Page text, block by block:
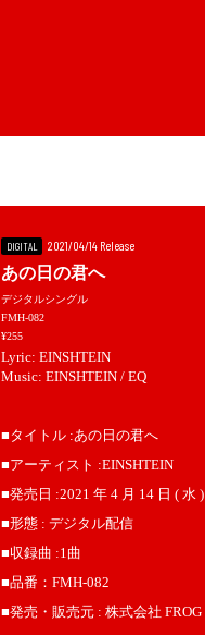
DIGITAL 2021/04/14 Release
あの日の君へ
デジタルシングル
FMH-082
¥255
Lyric: EINSHTEIN
Music: EINSHTEIN / EQ
■タイトル :あの日の君へ
■アーティスト :EINSHTEIN
■発売日 :2021 年 4 月 14 日 ( 水 )
■形態 : デジタル配信
■収録曲 :1曲
■品番：FMH-082
■発売・販売元 : 株式会社 FROG